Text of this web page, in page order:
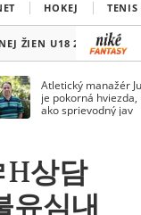
HOKEJ TENIS
ŽIEN U18 2026
Atletický manažér
je pokorná
ako sprievodný jav
상담
유심내